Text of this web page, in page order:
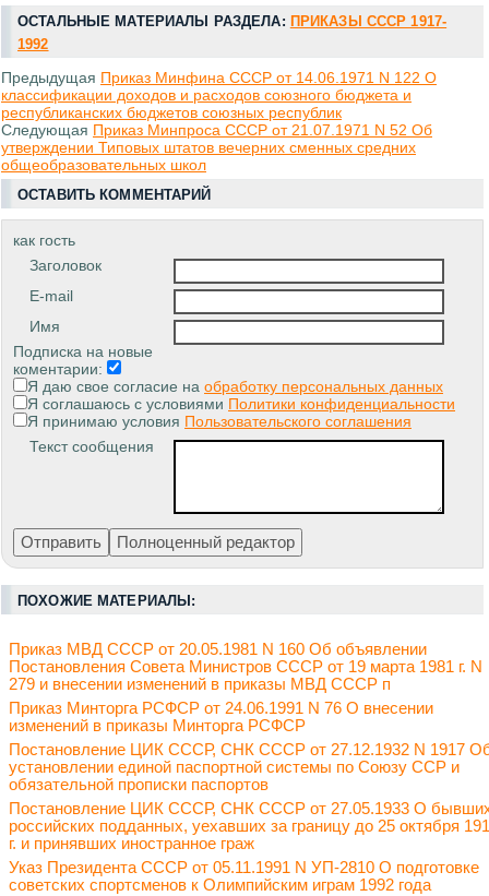
ОСТАЛЬНЫЕ МАТЕРИАЛЫ РАЗДЕЛА: ПРИКАЗЫ СССР 1917-
1992
Предыдущая Приказ Минфина СССР от 14.06.1971 N 122 О
классификации доходов и расходов союзного бюджета и
республиканских бюджетов союзных республик
Следующая Приказ Минпроса СССР от 21.07.1971 N 52 Об
утверждении Типовых штатов вечерних сменных средних
общеобразовательных школ
ОСТАВИТЬ КОММЕНТАРИЙ
как гость
Заголовок
E-mail
Имя
Подписка на новые
коментарии:
Я даю свое согласие на обработку персональных данных
Я соглашаюсь с условиями Политики конфиденциальности
Я принимаю условия Пользовательского соглашения
Текст сообщения
ПОХОЖИЕ МАТЕРИАЛЫ:
Приказ МВД СССР от 20.05.1981 N 160 Об объявлении
Постановления Совета Министров СССР от 19 марта 1981 г. N
279 и внесении изменений в приказы МВД СССР п
Приказ Минторга РСФСР от 24.06.1991 N 76 О внесении
изменений в приказы Минторга РСФСР
Постановление ЦИК СССР, СНК СССР от 27.12.1932 N 1917
установлении единой паспортной системы по Союзу ССР и
обязательной прописки паспортов
Постановление ЦИК СССР, СНК СССР от 27.05.1933 О
российских подданных, уехавших за границу до 25 октября
г. и принявших иностранное граж
Указ Президента СССР от 05.11.1991 N УП-2810 О подготовке
советских спортсменов к Олимпийским играм 1992 года